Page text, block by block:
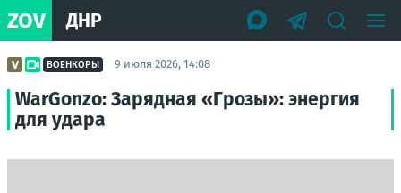
ZOV ДНР
ВОЕНКОРЫ 9 июля 2026, 14:08
WarGonzo: Зарядная «Грозы»: энергия
для удара